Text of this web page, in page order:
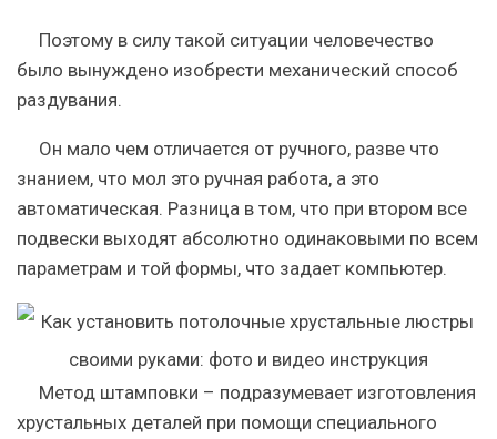
Поэтому в силу такой ситуации человечество
было вынуждено изобрести механический способ
раздувания.
Он мало чем отличается от ручного, разве что
знанием, что мол это ручная работа, а это
автоматическая. Разница в том, что при втором все
подвески выходят абсолютно одинаковыми по всем
параметрам и той формы, что задает компьютер.
Метод штамповки – подразумевает изготовления
хрустальных деталей при помощи специального